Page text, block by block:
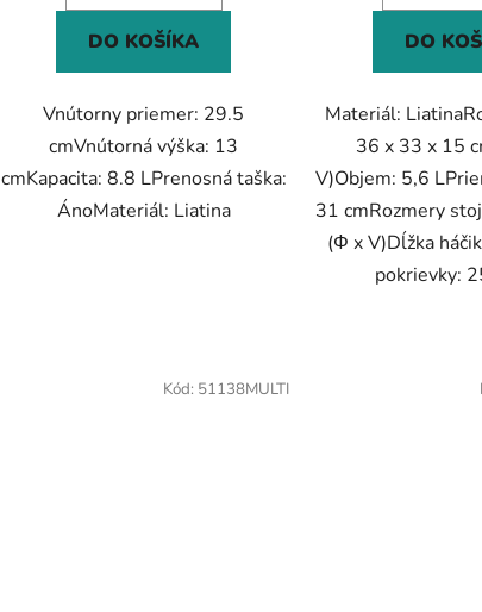
DO KOŠÍKA
Vnútorny priemer: 29.5
cmVnútorná výška: 13
cmKapacita: 8.8 LPrenosná taška:
ÁnoMateriál: Liatina
DO
Materiál:
36 x 33 x 15
V)Objem: 5,6
31 cmRozmery
(Φ x V)Dĺžka
pokrievky:
Kód: 51138MULTI